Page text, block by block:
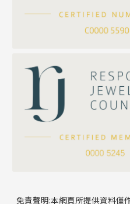
公司名稱
聯絡電話
方假繩鏈系列
免責聲明:本網頁所提供資料僅